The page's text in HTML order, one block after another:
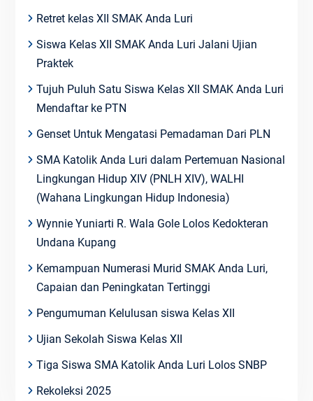
Retret kelas XII SMAK Anda Luri
Siswa Kelas XII SMAK Anda Luri Jalani Ujian
Praktek
Tujuh Puluh Satu Siswa Kelas XII SMAK Anda Luri
Mendaftar ke PTN
Genset Untuk Mengatasi Pemadaman Dari PLN
SMA Katolik Anda Luri dalam Pertemuan Nasional
Lingkungan Hidup XIV (PNLH XIV), WALHI
(Wahana Lingkungan Hidup Indonesia)
Wynnie Yuniarti R. Wala Gole Lolos Kedokteran
Undana Kupang
Kemampuan Numerasi Murid SMAK Anda Luri,
Capaian dan Peningkatan Tertinggi
Pengumuman Kelulusan siswa Kelas XII
Ujian Sekolah Siswa Kelas XII
Tiga Siswa SMA Katolik Anda Luri Lolos SNBP
Rekoleksi 2025